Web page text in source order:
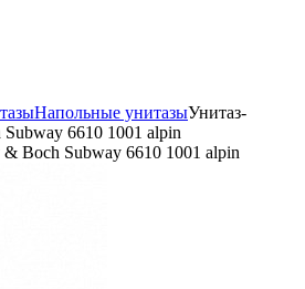
Напольные унитазыУнитаз-
6610 1001 alpin
Boch Subway 6610 1001 alpin